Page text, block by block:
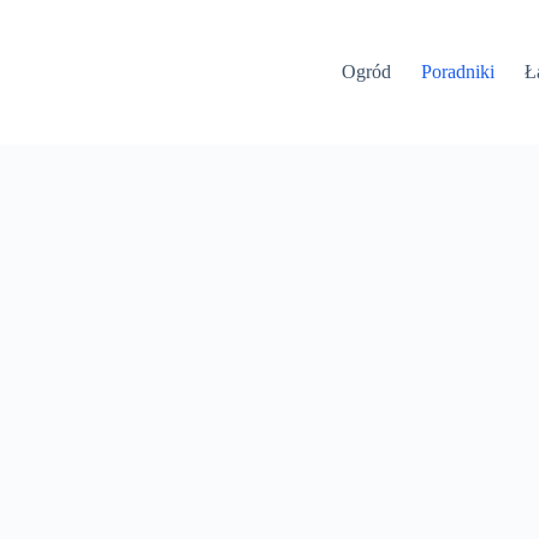
Ogród Poradniki